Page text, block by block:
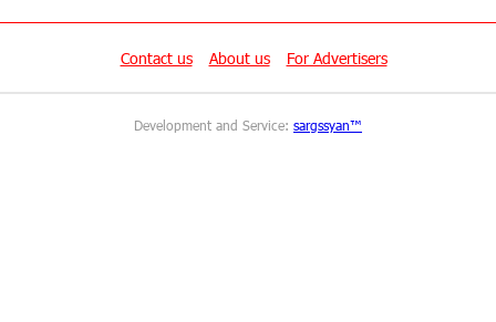
18:19:50 29-06-2026
"Your smartphone is locked": IDBank warns of
cyberextortion that turns your smartphone into
Contact us About us For Advertisers
Development and Service: sargssyan™